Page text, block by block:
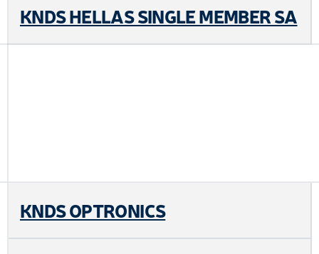
KNDS HELLAS SINGLE MEMBER SA
KNDS OPTRONICS